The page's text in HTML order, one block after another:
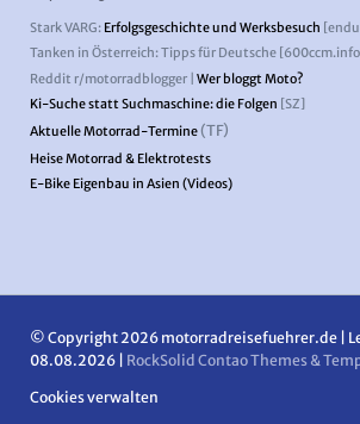
Stark VARG: Erfolgsgeschichte und Werksbesuch
Tanken in Österreich: Tipps für Deutsche
Reddit r/motorradblogger | Wer bloggt Moto?
Ki-Suche statt Suchmaschine: die Folgen [SZ]
Aktuelle Motorrad-Termine(TF)
Heise Motorrad & Elektrotests
E-Bike Eigenbau in Asien (Videos)
© Copyright 2026 motorradreisefuehrer.de |
08.08.2026 | RockSolid Contao Themes &
Cookies verwalten